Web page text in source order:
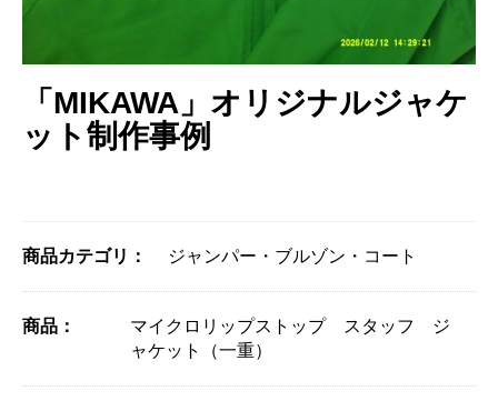
「MIKAWA」オリジナルジャケ
ット制作事例
商品カテゴリ： ジャンパー・ブルゾン・コート
商品：
マイクロリップストップ スタッフ ジ
ャケット（一重）